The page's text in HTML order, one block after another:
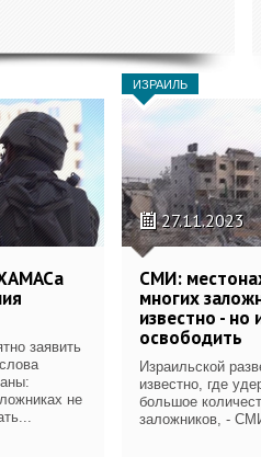
заявить
не
ИЗРАИЛЬ
27.11.2023
СМИ:
многих
известно - но
освободить
Израильской
известно, где
большое
заложников, -